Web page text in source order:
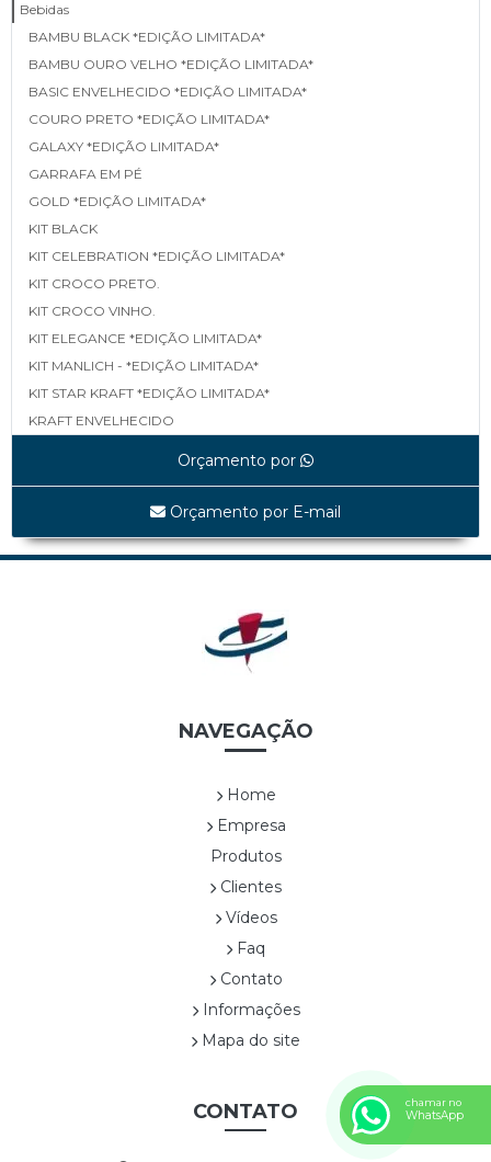
Bebidas
BAMBU BLACK *EDIÇÃO LIMITADA*
BAMBU OURO VELHO *EDIÇÃO LIMITADA*
BASIC ENVELHECIDO *EDIÇÃO LIMITADA*
COURO PRETO *EDIÇÃO LIMITADA*
GALAXY *EDIÇÃO LIMITADA*
GARRAFA EM PÉ
GOLD *EDIÇÃO LIMITADA*
KIT BLACK
KIT CELEBRATION *EDIÇÃO LIMITADA*
KIT CROCO PRETO.
KIT CROCO VINHO.
KIT ELEGANCE *EDIÇÃO LIMITADA*
KIT MANLICH - *EDIÇÃO LIMITADA*
KIT STAR KRAFT *EDIÇÃO LIMITADA*
KRAFT ENVELHECIDO
MATELASSÊ *EDIÇÃO LIMITADA*
SHINE BLACK *EDIÇÃO LIMITADA*
WHITE LINEA *EDIÇÃO LIMITADA*
CES0004A ALÇA DUPLA DE NYLON
CES0005A RETANGULAR COM ALÇAS
CES0008A CESTA COM FLOR1
CES0009A CESTA COM FLOR 2
CES0010A CESTA COM FLOR3
CES0011A CESTA COM FLOR4
CES0012A CESTA COM FRUTAS
CONF0002A BRIGADEIRO
Orçamento por
Orçamento por E-mail
NAVEGAÇÃO
Home
Empresa
Produtos
Clientes
Vídeos
Faq
Contato
Informações
Mapa do site
CONTATO chamar no
WhatsApp